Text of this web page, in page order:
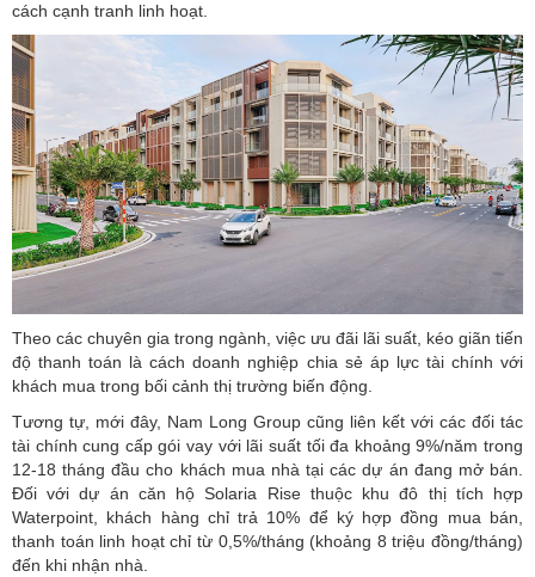
cách cạnh tranh linh hoạt.
Theo các chuyên gia trong ngành, việc ưu đãi lãi suất, kéo giãn tiến
độ thanh toán là cách doanh nghiệp chia sẻ áp lực tài chính với
khách mua trong bối cảnh thị trường biến động.
Tương tự, mới đây, Nam Long Group cũng liên kết với các đối tác
tài chính cung cấp gói vay với lãi suất tối đa khoảng 9%/năm trong
12-18 tháng đầu cho khách mua nhà tại các dự án đang mở bán.
Đối với dự án căn hộ Solaria Rise thuộc khu đô thị tích hợp
Waterpoint, khách hàng chỉ trả 10% để ký hợp đồng mua bán,
thanh toán linh hoạt chỉ từ 0,5%/tháng (khoảng 8 triệu đồng/tháng)
đến khi nhận nhà.